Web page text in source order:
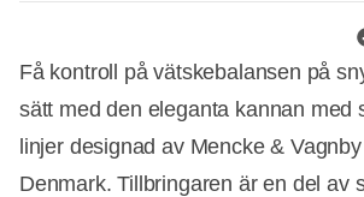
Få kontroll på vätskebalansen på
sätt med den eleganta kannan med
linjer designad av Mencke &
Denmark. Tillbringaren är en del av